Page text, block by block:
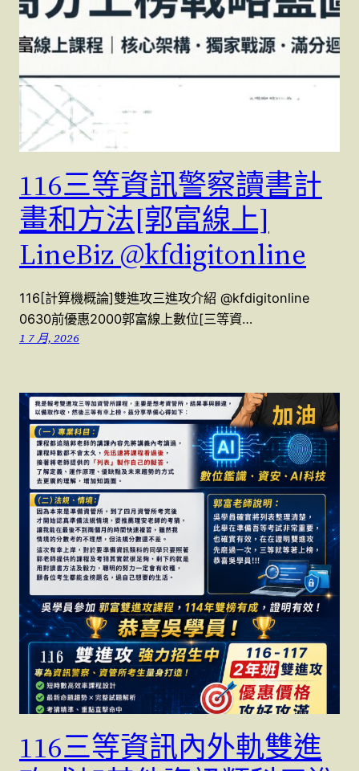
116三等資訊警察讀書計
畫和方法[郭富線上]
LineBiz @kfdigitonline
116[計算機概論]雙進攻三進攻介紹 @kfdigitonline
0630前優惠2000郭富線上數位[三等資…
1 7 月, 2026
116三等資訊內外軌雙進